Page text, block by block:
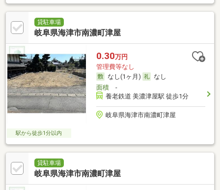
貸駐車場
岐阜県海津市南濃町津屋
0.30万円
管理費等なし
なし(1ヶ月)
なし
面積-
養老鉄道 美濃津屋駅 徒歩1分
岐阜県海津市南濃町津屋
駅から徒歩1分以内
貸駐車場
岐阜県海津市南濃町津屋